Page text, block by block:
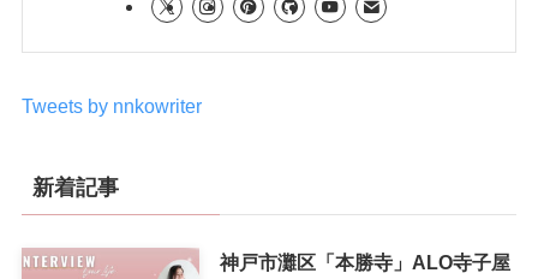
Tweets by nnkowriter
新着記事
神戸市灘区「本勝寺」ALO寺子屋